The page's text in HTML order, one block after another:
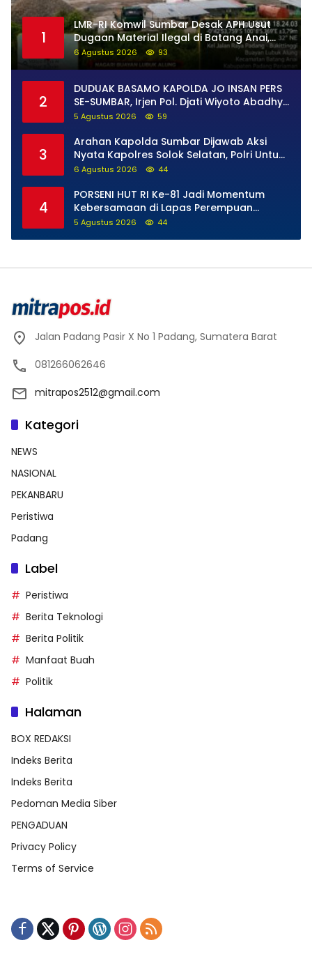
1
LMR-RI Komwil Sumbar Desak APH Usut
Dugaan Material Ilegal di Batang Anai,
Dugaan Keterkaitan PT UHA Diminta
Diselidiki Tuntas
6 Agustus 2026 93
2
DUDUAK BASAMO KAPOLDA JO INSAN PERS
SE-SUMBAR, Irjen Pol. Djati Wiyoto Abadhy
Tegaskan Tak Ada Ruang bagi Pelanggar
5 Agustus 2026 59
3
Arahan Kapolda Sumbar Dijawab Aksi
Nyata Kapolres Solok Selatan, Polri Untuk
Masyarakat Bukan Sekadar Slogan
6 Agustus 2026 44
4
PORSENI HUT RI Ke-81 Jadi Momentum
Kebersamaan di Lapas Perempuan
Padang
5 Agustus 2026 44
Jalan Padang Pasir X No 1 Padang, Sumatera Barat
081266062646
mitrapos2512@gmail.com
Kategori
NEWS
NASIONAL
PEKANBARU
Peristiwa
Padang
Label
Peristiwa
Berita Teknologi
Berita Politik
Manfaat Buah
Politik
Halaman
BOX REDAKSI
Indeks Berita
Indeks Berita
Pedoman Media Siber
PENGADUAN
Privacy Policy
Terms of Service